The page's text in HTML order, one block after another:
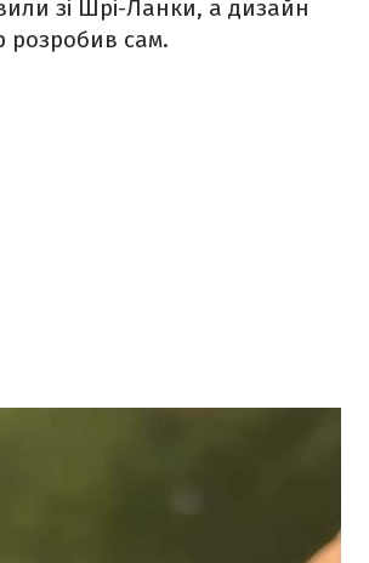
зі Шрі-Ланки, а дизайн
розробив сам.